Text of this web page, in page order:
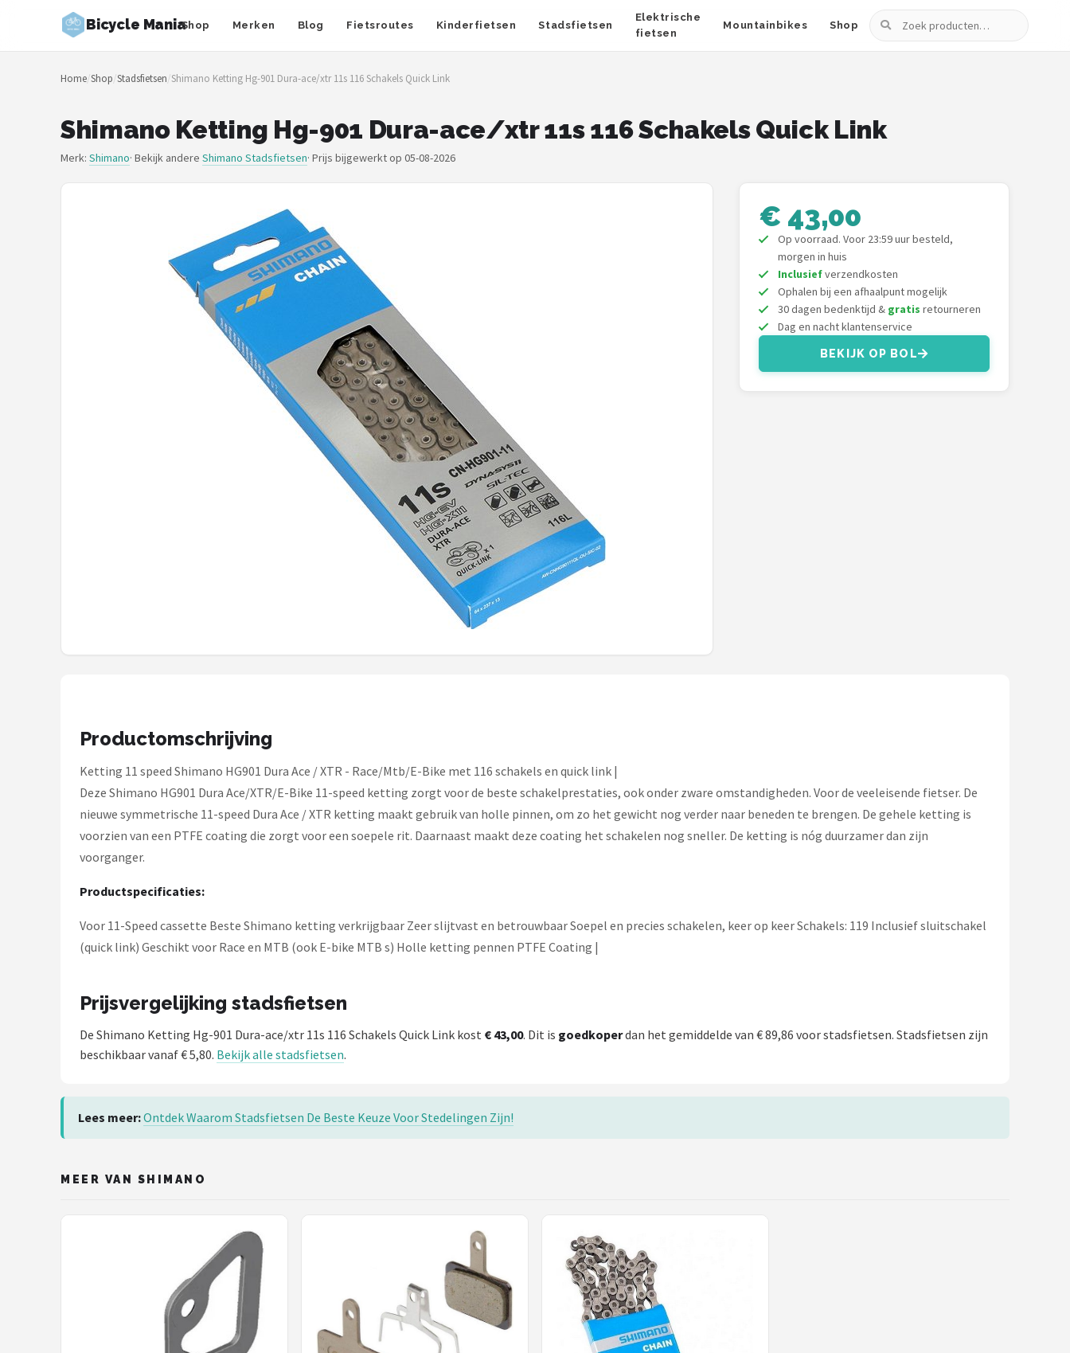
Bicycle ManiaShop Merken Blog Fietsroutes Kinderfietsen Stadsfietsen
Elektrische
fietsen
Mountainbikes Shop
Zoeken
Zoeken
NAVIGATIE
Merken
Shimano
Home/Shop/Stadsfietsen/Shimano Ketting Hg-901 Dura-ace/xtr 11s 116 Schakels Quick Link
Shimano Ketting Hg-901 Dura-ace/xtr 11s 116 Schakels Quick Link
Merk: Shimano· Bekijk andere Shimano Stadsfietsen· Prijs bijgewerkt op 05-08-2026
€ 43,00
Op voorraad. Voor 23:59 uur besteld,
morgen in huis
Inclusiefverzendkosten
Ophalen bij een afhaalpunt mogelijk
30 dagen bedenktijd & gratis retourneren
Dag en nacht klantenservice
BEKIJK OP BOL
Productomschrijving
Ketting 11 speed Shimano HG901 Dura Ace / XTR - Race/Mtb/E-Bike met 116 schakels en quick link |
Deze Shimano HG901 Dura Ace/XTR/E-Bike 11-speed ketting zorgt voor de beste schakelprestaties, ook onder zware omstandigheden. Voor de veeleisende fietser. De
nieuwe symmetrische 11-speed Dura Ace / XTR ketting maakt gebruik van holle pinnen, om zo het gewicht nog verder naar beneden te brengen. De gehele ketting is
voorzien van een PTFE coating die zorgt voor een soepele rit. Daarnaast maakt deze coating het schakelen nog sneller. De ketting is nóg duurzamer dan zijn
voorganger.
Productspecificaties:
Voor 11-Speed cassette Beste Shimano ketting verkrijgbaar Zeer slijtvast en betrouwbaar Soepel en precies schakelen, keer op keer Schakels: 119 Inclusief sluitschakel
(quick link) Geschikt voor Race en MTB (ook E-bike MTB s) Holle ketting pennen PTFE Coating |
Prijsvergelijking stadsfietsen
De Shimano Ketting Hg-901 Dura-ace/xtr 11s 116 Schakels Quick Link kost € 43,00. Dit is goedkoperdan het gemiddelde van € 89,86 voor stadsfietsen. Stadsfietsen zijn
beschikbaar vanaf € 5,80. Bekijk alle stadsfietsen.
Lees meer:Ontdek Waarom Stadsfietsen De Beste Keuze Voor Stedelingen Zijn!
MEER VAN SHIMANO